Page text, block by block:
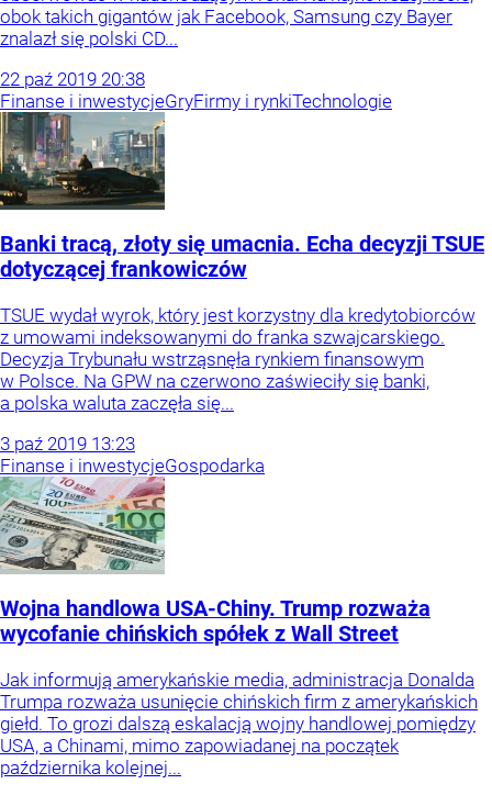
obok takich gigantów jak Facebook, Samsung czy Bayer
znalazł się polski CD...
22 paź 2019 20:38
Finanse i inwestycjeGryFirmy i rynkiTechnologie
Banki tracą, złoty się umacnia. Echa decyzji TSUE
dotyczącej frankowiczów
TSUE wydał wyrok, który jest korzystny dla kredytobiorców
z umowami indeksowanymi do franka szwajcarskiego.
Decyzja Trybunału wstrząsnęła rynkiem finansowym
w Polsce. Na GPW na czerwono zaświeciły się banki,
a polska waluta zaczęła się...
3 paź 2019 13:23
Finanse i inwestycjeGospodarka
Wojna handlowa USA-Chiny. Trump rozważa
wycofanie chińskich spółek z Wall Street
Jak informują amerykańskie media, administracja Donalda
Trumpa rozważa usunięcie chińskich firm z amerykańskich
giełd. To grozi dalszą eskalacją wojny handlowej pomiędzy
USA, a Chinami, mimo zapowiadanej na początek
października kolejnej...